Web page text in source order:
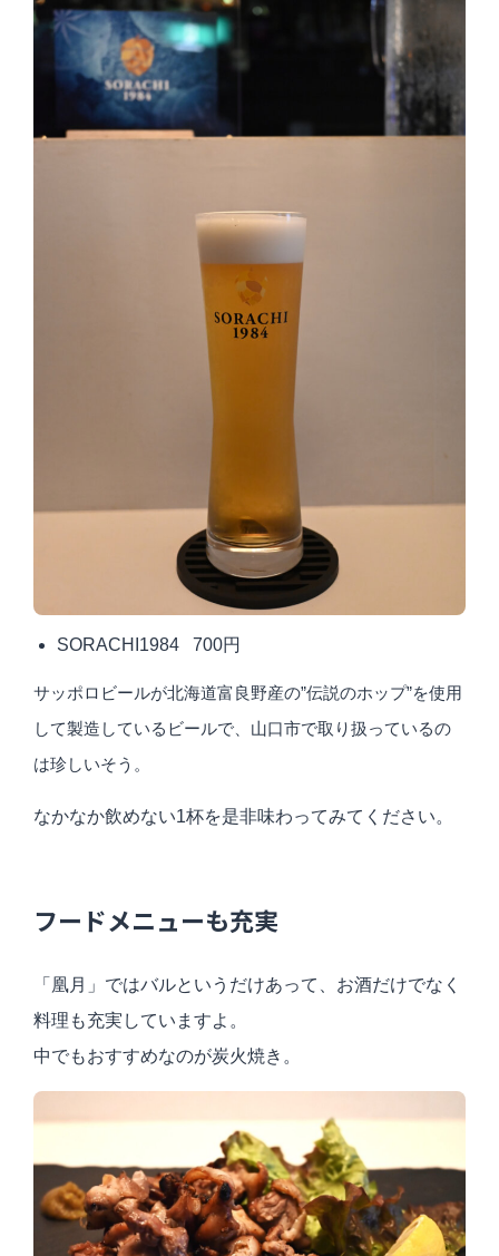
SORACHI1984 700円
サッポロビールが北海道富良野産の”伝説のホップ”を使用
して製造しているビールで、山口市で取り扱っているの
は珍しいそう。
なかなか飲めない1杯を是非味わってみてください。
フードメニューも充実
「凰月」ではバルというだけあって、お酒だけでなく
料理も充実していますよ。
中でもおすすめなのが炭火焼き。